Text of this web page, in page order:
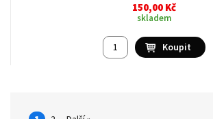
150,00 Kč
skladem